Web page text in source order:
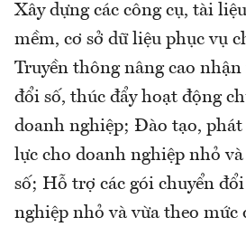
Xây dựng các công cụ, tài
mềm, cơ sở dữ liệu phục vụ
Truyền thông nâng cao nhận
đổi số, thúc đẩy hoạt động
doanh nghiệp; Đào tạo,
lực cho doanh nghiệp nhỏ
số; Hỗ trợ các gói chuyển
nghiệp nhỏ và vừa theo mức